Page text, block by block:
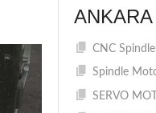
ANKARA
CNC
Spindle
SERVO